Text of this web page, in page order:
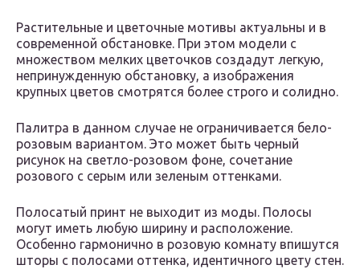
Растительные и цветочные мотивы актуальны и в
современной обстановке. При этом модели с
множеством мелких цветочков создадут легкую,
непринужденную обстановку, а изображения
крупных цветов смотрятся более строго и солидно.
Палитра в данном случае не ограничивается бело-
розовым вариантом. Это может быть черный
рисунок на светло-розовом фоне, сочетание
розового с серым или зеленым оттенками.
Полосатый принт не выходит из моды. Полосы
могут иметь любую ширину и расположение.
Особенно гармонично в розовую комнату впишутся
шторы с полосами оттенка, идентичного цвету стен.